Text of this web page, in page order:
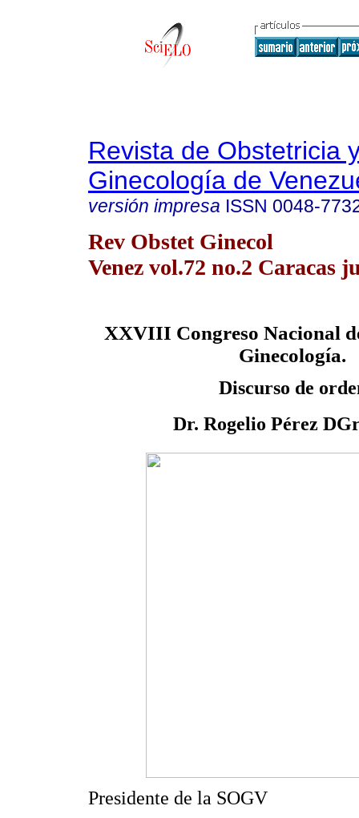
Revista de Obstetricia
Ginecología de
versión impresa ISSN 0048-
Rev Obstet Ginecol
Venez vol.72 no.2 Caracas
XXVIII Congreso Nacional
Ginecología.
Discurso de
Dr. Rogelio Pérez
Presidente de la SOGV